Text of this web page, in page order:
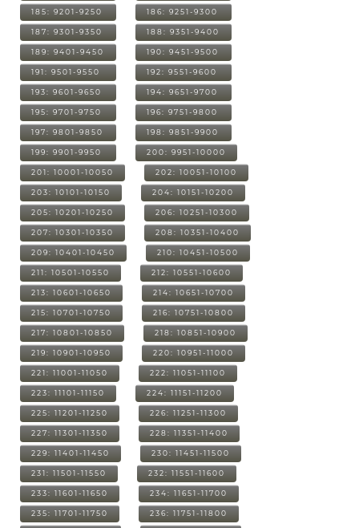
185: 9201-9250 186: 9251-9300
187: 9301-9350 188: 9351-9400
189: 9401-9450 190: 9451-9500
191: 9501-9550 192: 9551-9600
193: 9601-9650 194: 9651-9700
195: 9701-9750 196: 9751-9800
197: 9801-9850 198: 9851-9900
199: 9901-9950 200: 9951-10000
201: 10001-10050 202: 10051-10100
203: 10101-10150 204: 10151-10200
205: 10201-10250 206: 10251-10300
207: 10301-10350 208: 10351-10400
209: 10401-10450 210: 10451-10500
211: 10501-10550 212: 10551-10600
213: 10601-10650 214: 10651-10700
215: 10701-10750 216: 10751-10800
217: 10801-10850 218: 10851-10900
219: 10901-10950 220: 10951-11000
221: 11001-11050 222: 11051-11100
223: 11101-11150 224: 11151-11200
225: 11201-11250 226: 11251-11300
227: 11301-11350 228: 11351-11400
229: 11401-11450 230: 11451-11500
231: 11501-11550 232: 11551-11600
233: 11601-11650 234: 11651-11700
235: 11701-11750 236: 11751-11800